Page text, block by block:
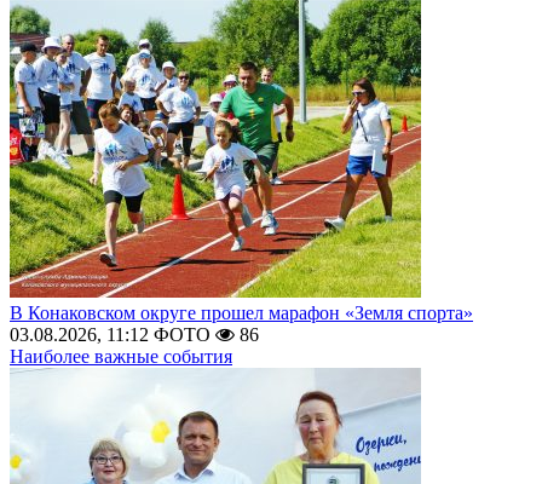
В Конаковском округе прошел марафон «Земля спорта»
03.08.2026, 11:12 ФОТО
86
Наиболее важные события